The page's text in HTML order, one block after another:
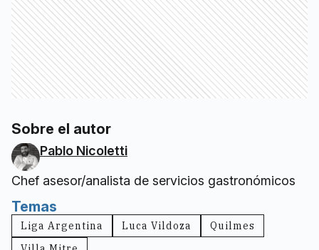
Sobre el autor
Pablo Nicoletti
Chef asesor/analista de servicios gastronómicos
Temas
Liga Argentina Luca Vildoza
Quilmes